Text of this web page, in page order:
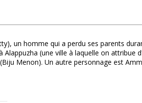
un homme qui a perdu ses parents
(une ville à laquelle on attribue
Menon). Un autre personnage est